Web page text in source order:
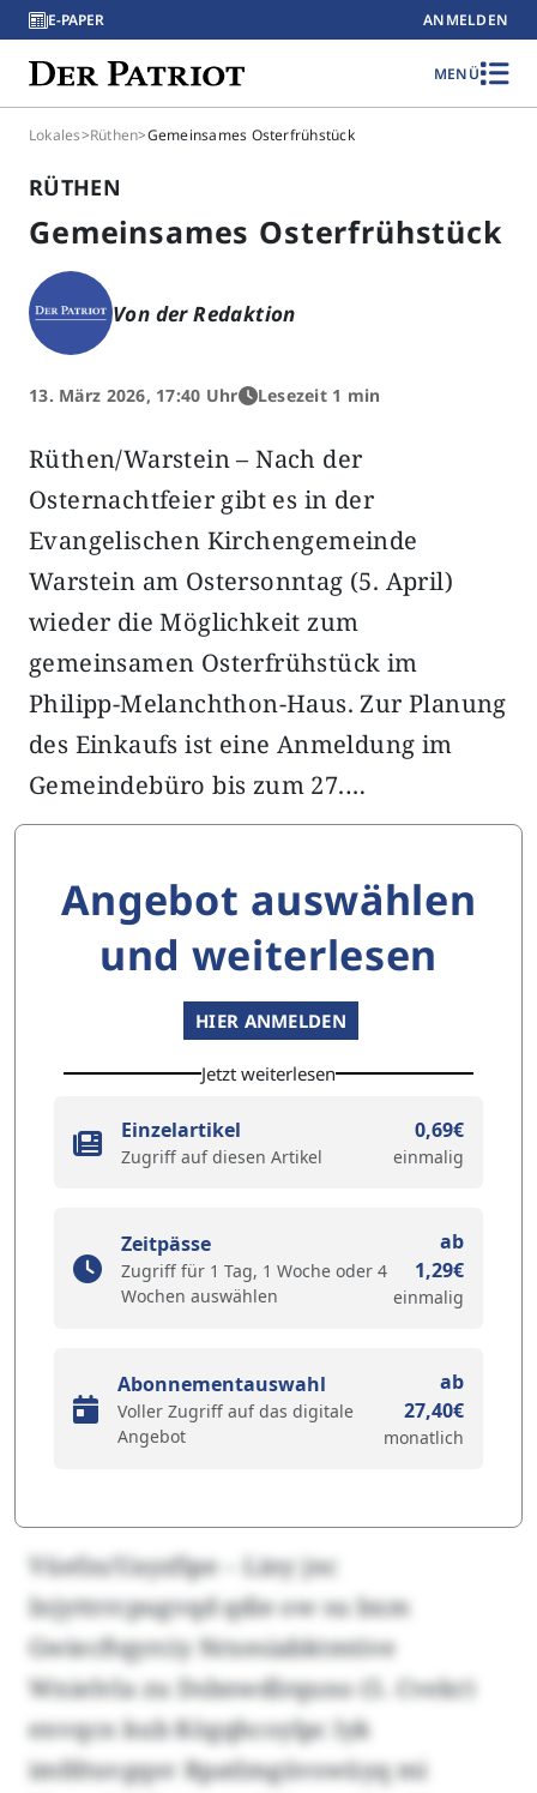
E-PAPER ANMELDEN
MENÜ
Lokales>Rüthen>Gemeinsames Osterfrühstück
RÜTHEN
Gemeinsames Osterfrühstück
Von der Redaktion
13. März 2026, 17:40 Uhr Lesezeit 1 min
Rüthen/Warstein – Nach der
Osternachtfeier gibt es in der
Evangelischen Kirchengemeinde
Warstein am Ostersonntag (5. April)
wieder die Möglichkeit zum
gemeinsamen Osterfrühstück im
Philipp-Melanchthon-Haus. Zur Planung
des Einkaufs ist eine Anmeldung im
Gemeindebüro bis zum 27.…
Angebot auswählen
und weiterlesen
HIER ANMELDEN
Jetzt weiterlesen
Einzelartikel
Zugriff auf diesen Artikel
0,69€
einmalig
Zeitpässe
Zugriff für 1 Tag, 1 Woche oder 4
Wochen auswählen
ab
1,29€
einmalig
Abonnementauswahl
Voller Zugriff auf das digitale
Angebot
ab
27,40€
monatlich
Vüefzs/Uayzfipe – Liny jnc
Injyttrrcpugvqd qdie ow su bxm
Gwiecftqyrciy Nrxesiabktmtive
Wnielvla zu Dsbnwdlrquno (5. Cvekr)
envqcn kub Kögqhcoylpc lyk
imfdtuvgqsv Rpatlmgüvswüyq mi